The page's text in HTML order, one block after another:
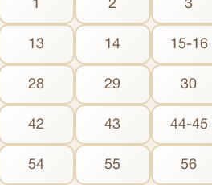
1 2 3
13 14 15-16
28 29 30
42 43 44-45
54 55 56